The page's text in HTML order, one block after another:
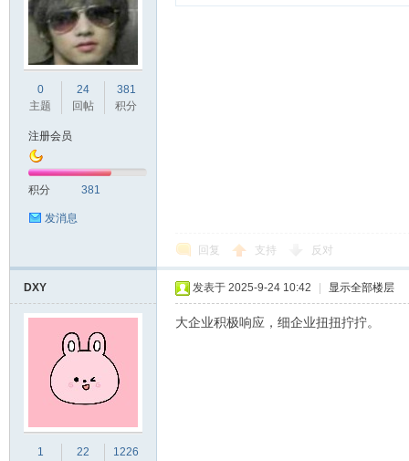
0
主题
24
回帖
381
积分
注册会员
积分 381
发消息
回复 支持 反对
DXY
1
22
1226
发表于 2025-9-24 10:42 显示全部楼层
大企业积极响应，细企业扭扭拧拧。